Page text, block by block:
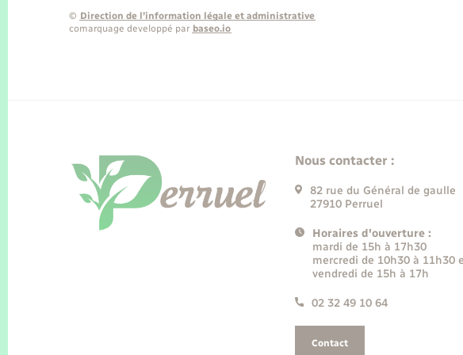
© Direction de l’information légale et administrative
comarquage developpé par baseo.io
Nous contacter :
82 rue du Général de gaulle
27910 Perruel
Horaires d'ouverture :
mardi de 15h à 17h30
mercredi de 10h30 à 11h30
vendredi de 15h à 17h
02 32 49 10 64
Contact